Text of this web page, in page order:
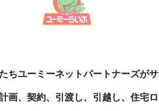
ちユーミーネットパートナーズがサ
画、契約、引渡し、引越し、住宅